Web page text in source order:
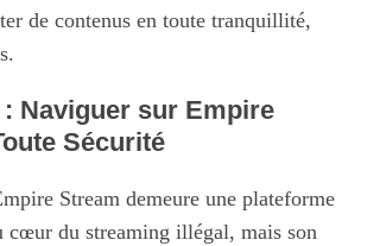
de contenus en toute tranquillité,
: Naviguer sur Empire
Sécurité
Stream demeure une plateforme
cœur du streaming illégal, mais son